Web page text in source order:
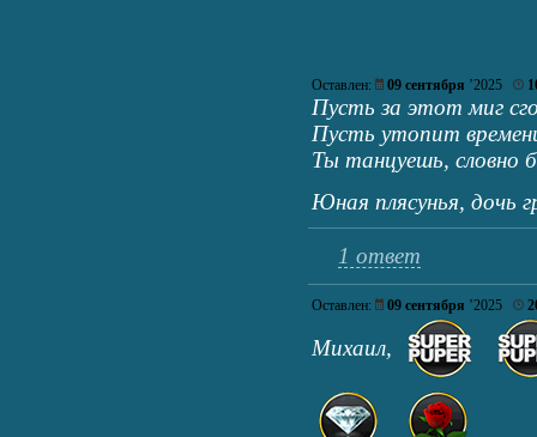
Оставлен: 09 сентября ’2025
Пусть за этот миг
Пусть утопит
Ты танцуешь, словно
Юная плясунья, дочь
1 ответ
Оставлен: 09 сентября ’2025
Михаил,